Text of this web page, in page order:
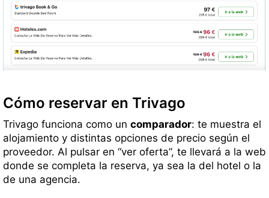
Cómo reservar en Trivago
Trivago funciona como un comparador: te muestra el
alojamiento y distintas opciones de precio según el
proveedor. Al pulsar en “ver oferta”, te llevará a la web
donde se completa la reserva, ya sea la del hotel o la
de una agencia.